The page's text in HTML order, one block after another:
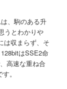
、駒のある升
うとわかりや
は収まらず、そ
はSSE2命
高速な重ね合
。